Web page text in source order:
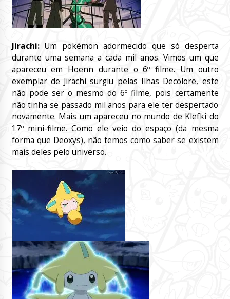
Jirachi:Um pokémon adormecido que só desperta
durante uma semana a cada mil anos. Vimos um que
apareceu em Hoenn durante o 6º filme. Um outro
exemplar de Jirachi surgiu pelas Ilhas Decolore, este
não pode ser o mesmo do 6º filme, pois certamente
não tinha se passado mil anos para ele ter despertado
novamente. Mais um apareceu no mundo de Klefki do
17º mini-filme. Como ele veio do espaço (da mesma
forma que Deoxys), não temos como saber se existem
mais deles pelo universo.